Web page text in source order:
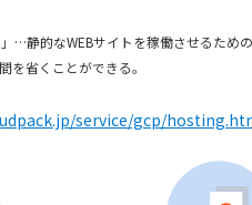
…静的なWEBサイトを稼働させるため
を省くことができる。
service/gcp/